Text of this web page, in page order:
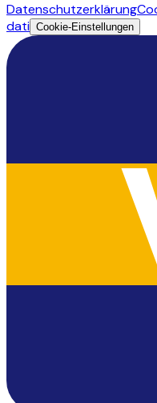
Datenschutzerklärung
dati Cookie-Einstellungen